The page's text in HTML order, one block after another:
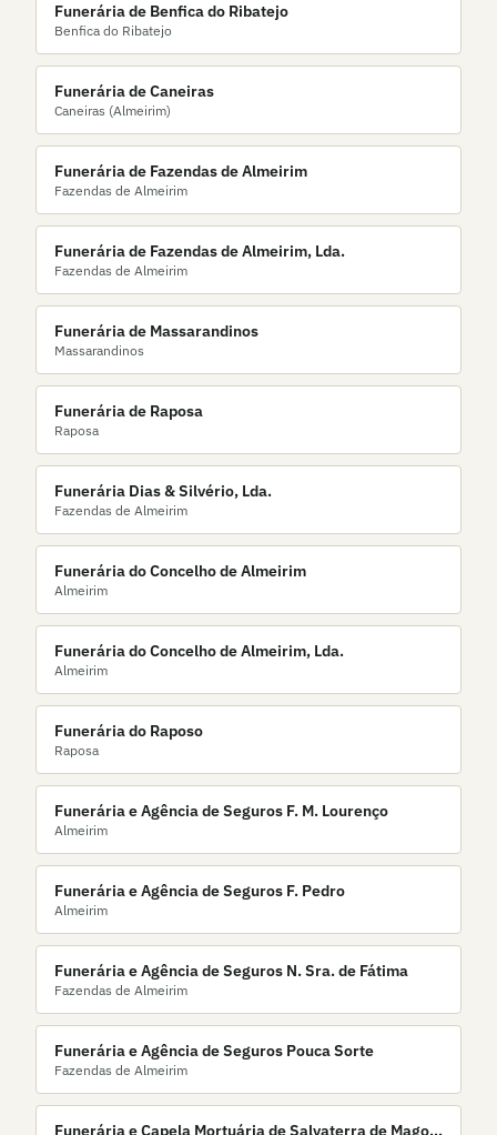
Funerária de Benfica do Ribatejo
Benfica do Ribatejo
Funerária de Caneiras
Caneiras (Almeirim)
Funerária de Fazendas de Almeirim
Fazendas de Almeirim
Funerária de Fazendas de Almeirim, Lda.
Fazendas de Almeirim
Funerária de Massarandinos
Massarandinos
Funerária de Raposa
Raposa
Funerária Dias & Silvério, Lda.
Fazendas de Almeirim
Funerária do Concelho de Almeirim
Almeirim
Funerária do Concelho de Almeirim, Lda.
Almeirim
Funerária do Raposo
Raposa
Funerária e Agência de Seguros F. M. Lourenço
Almeirim
Funerária e Agência de Seguros F. Pedro
Almeirim
Funerária e Agência de Seguros N. Sra. de Fátima
Fazendas de Almeirim
Funerária e Agência de Seguros Pouca Sorte
Fazendas de Almeirim
Funerária e Capela Mortuária de Salvaterra de Magos,